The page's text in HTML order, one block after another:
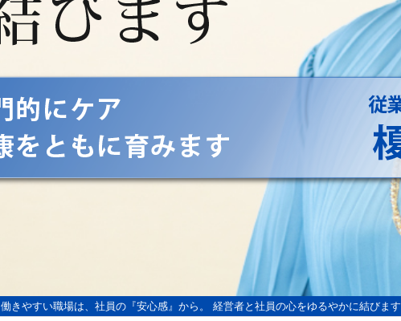
働きやすい職場は、社員の『安心感』から。 経営者と社員の心をゆるやかに結びます